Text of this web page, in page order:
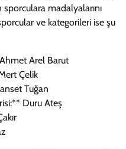
madalyalarını
ve kategorileri ise şu
Arel Barut
Çelik
Tuğan
Duru Ateş